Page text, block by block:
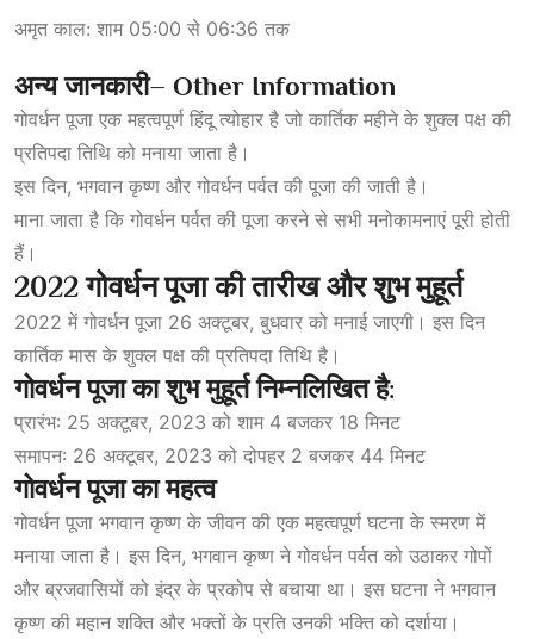
अमृत काल: शाम 05:00 से 06:36 तक
अन्य जानकारी– Other Information
गोवर्धन पूजा एक महत्वपूर्ण हिंदू त्योहार है जो कार्तिक महीने के शुक्ल पक्ष की
प्रतिपदा तिथि को मनाया जाता है।
इस दिन, भगवान कृष्ण और गोवर्धन पर्वत की पूजा की जाती है।
माना जाता है कि गोवर्धन पर्वत की पूजा करने से सभी मनोकामनाएं पूरी होती
हैं।
2022गोवर्धनपूजाकीतारीखऔरशुभमुहूर्त
2022 में गोवर्धन पूजा 26 अक्टूबर, बुधवार को मनाई जाएगी। इस दिन
कार्तिक मास के शुक्ल पक्ष की प्रतिपदा तिथि है।
गोवर्धनपूजाकाशुभमुहूर्तनिम्नलिखितहै:
प्रारंभ: 25 अक्टूबर, 2023 को शाम 4 बजकर 18 मिनट
समापन: 26 अक्टूबर, 2023 को दोपहर 2 बजकर 44 मिनट
गोवर्धनपूजाकामहत्व
गोवर्धन पूजा भगवान कृष्ण के जीवन की एक महत्वपूर्ण घटना के स्मरण में
मनाया जाता है। इस दिन, भगवान कृष्ण ने गोवर्धन पर्वत को उठाकर गोपों
और ब्रजवासियों को इंद्र के प्रकोप से बचाया था। इस घटना ने भगवान
कृष्ण की महान शक्ति और भक्तों के प्रति उनकी भक्ति को दर्शाया।